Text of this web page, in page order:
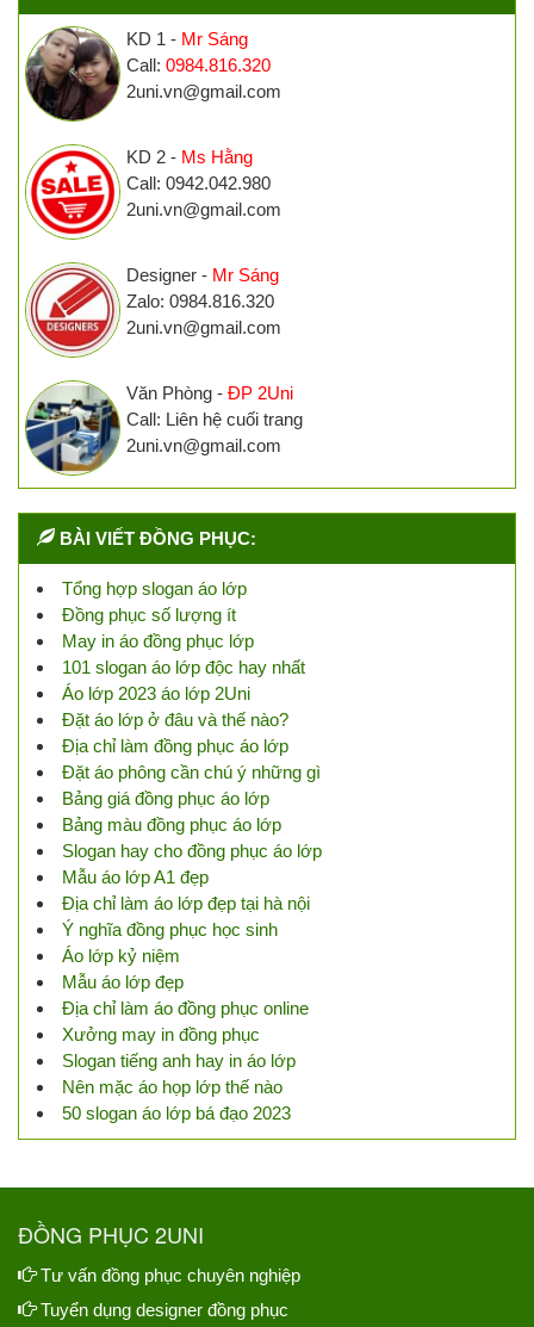
KD 1 - Mr Sáng
Call: 0984.816.320
2uni.vn@gmail.com
KD 2 - Ms Hằng
Call: 0942.042.980
2uni.vn@gmail.com
Designer - Mr Sáng
Zalo: 0984.816.320
2uni.vn@gmail.com
Văn Phòng - ĐP 2Uni
Call: Liên hệ cuối trang
2uni.vn@gmail.com
BÀI VIẾT ĐỒNG PHỤC:
Tổng hợp slogan áo lớp
Đồng phục số lượng ít
May in áo đồng phục lớp
101 slogan áo lớp độc hay nhất
Áo lớp 2023 áo lớp 2Uni
Đặt áo lớp ở đâu và thế nào?
Địa chỉ làm đồng phục áo lớp
Đặt áo phông cần chú ý những gì
Bảng giá đồng phục áo lớp
Bảng màu đồng phục áo lớp
Slogan hay cho đồng phục áo lớp
Mẫu áo lớp A1 đẹp
Địa chỉ làm áo lớp đẹp tại hà nội
Ý nghĩa đồng phục học sinh
Áo lớp kỷ niệm
Mẫu áo lớp đẹp
Địa chỉ làm áo đồng phục online
Xưởng may in đồng phục
Slogan tiếng anh hay in áo lớp
Nên mặc áo họp lớp thế nào
50 slogan áo lớp bá đạo 2023
ĐỒNG PHỤC 2UNI
Tư vấn đồng phục chuyên nghiệp
Tuyển dụng designer đồng phục